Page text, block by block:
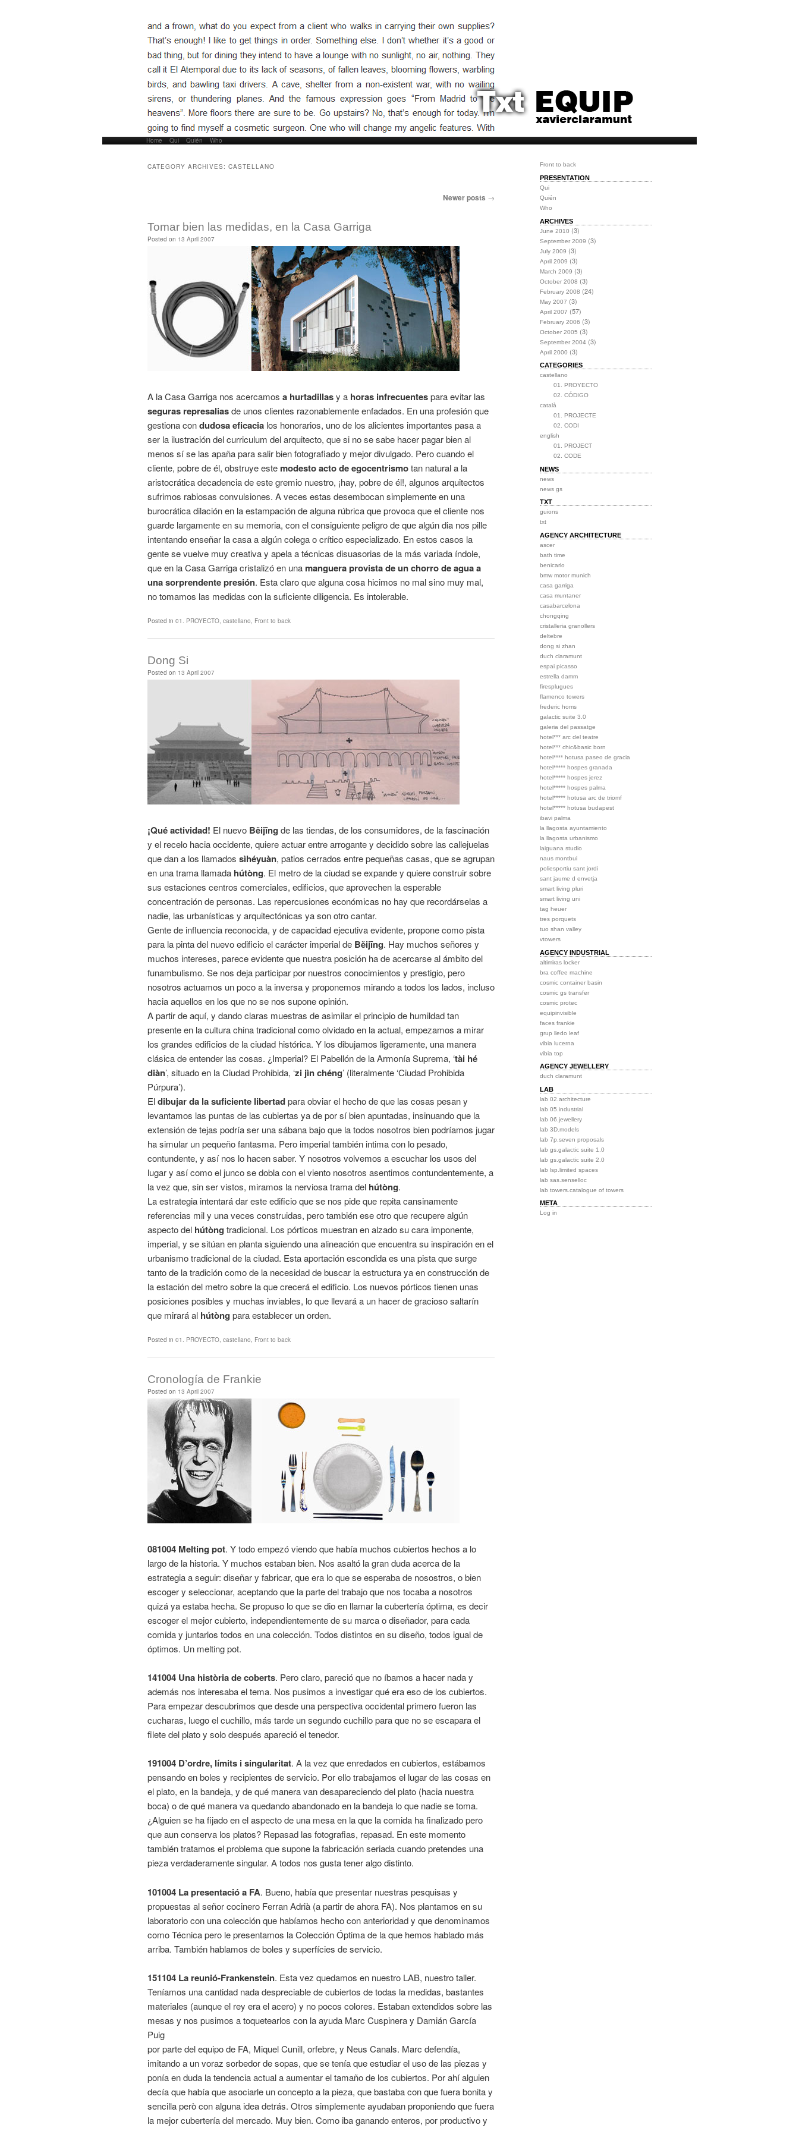
Main menu Skip to primary content
Skip to secondary content
Home Qui Quién Who
CATEGORY ARCHIVES: CASTELLANO
Newer posts →
Tomar bien las medidas, en la Casa Garriga
Posted on 13 April 2007
A la Casa Garriga nos acercamos a hurtadillasy a horas infrecuentespara evitar las
seguras represaliasde unos clientes razonablemente enfadados. En una profesión que
gestiona condudosa eficacia los honorarios, uno de los alicientes importantes pasa a
ser la ilustración del curriculum del arquitecto, que si no se sabe hacer pagar bien al
menos sí se las apaña para salir bien fotografiado y mejor divulgado. Pero cuando el
cliente, pobre de él, obstruye este modesto acto de egocentrismotan natural a la
aristocrática decadencia de este gremio nuestro, ¡hay, pobre de él!, algunos arquitectos
sufrimos rabiosas convulsiones. A veces estas desembocan simplemente en una
burocrática dilación en la estampación de alguna rúbrica que provoca que el cliente nos
guarde largamente en su memoria, con el consiguiente peligro de que algún dia nos pille
intentando enseñar la casa a algún colega o crítico especializado. En estos casos la
gente se vuelve muy creativa y apela a técnicas disuasorias de la más variada índole,
que en la Casa Garriga cristalizó en una manguera provista de un chorro de agua a
una sorprendente presión. Esta claro que alguna cosa hicimos no mal sino muy mal,
no tomamos las medidas con la suficiente diligencia. Es intolerable.
Posted in 01. PROYECTO, castellano, Front to back
Dong Si
Posted on 13 April 2007
¡Qué actividad! El nuevo Běijīng de las tiendas, de los consumidores, de la fascinación
y el recelo hacia occidente, quiere actuar entre arrogante y decidido sobre las callejuelas
que dan a los llamados sìhéyuàn, patios cerrados entre pequeñas casas, que se agrupan
en una trama llamada hútòng. El metro de la ciudad se expande y quiere construir sobre
sus estaciones centros comerciales, edificios, que aprovechen la esperable
concentración de personas. Las repercusiones económicas no hay que recordárselas a
nadie, las urbanísticas y arquitectónicas ya son otro cantar.
Gente de influencia reconocida, y de capacidad ejecutiva evidente, propone como pista
para la pinta del nuevo edificio el carácter imperial de Běijīng. Hay muchos señores y
muchos intereses, parece evidente que nuestra posición ha de acercarse al ámbito del
funambulismo. Se nos deja participar por nuestros conocimientos y prestigio, pero
nosotros actuamos un poco a la inversa y proponemos mirando a todos los lados, incluso
hacia aquellos en los que no se nos supone opinión.
A partir de aquí, y dando claras muestras de asimilar el principio de humildad tan
presente en la cultura china tradicional como olvidado en la actual, empezamos a mirar
los grandes edificios de la ciudad histórica. Y los dibujamos ligeramente, una manera
clásica de entender las cosas. ¿Imperial? El Pabellón de la Armonía Suprema, ‘tài hé
diàn’, situado en la Ciudad Prohibida, ‘zi jìn chéng’ (literalmente ‘Ciudad Prohibida
Púrpura’).
Eldibujar da la suficiente libertadpara obviar el hecho de que las cosas pesan y
levantamos las puntas de las cubiertas ya de por sí bien apuntadas, insinuando que la
extensión de tejas podría ser una sábana bajo que la todos nosotros bien podríamos jugar
ha simular un pequeño fantasma. Pero imperial también intima con lo pesado,
contundente, y así nos lo hacen saber. Y nosotros volvemos a escuchar los usos del
lugar y así como el junco se dobla con el viento nosotros asentimos contundentemente, a
la vez que, sin ser vistos, miramos la nerviosa trama del hútòng.
La estrategia intentará dar este edificio que se nos pide que repita cansinamente
referencias mil y una veces construidas, pero también ese otro que recupere algún
aspecto del hútòng tradicional. Los pórticos muestran en alzado su cara imponente,
imperial, y se sitúan en planta siguiendo una alineación que encuentra su inspiración en el
urbanismo tradicional de la ciudad. Esta aportación escondida es una pista que surge
tanto de la tradición como de la necesidad de buscar la estructura ya en construcción de
la estación del metro sobre la que crecerá el edificio. Los nuevos pórticos tienen unas
posiciones posibles y muchas inviables, lo que llevará a un hacer de gracioso saltarín
que mirará al hútòng para establecer un orden.
Posted in 01. PROYECTO, castellano, Front to back
Cronología de Frankie
Posted on 13 April 2007
081004 Melting pot. Y todo empezó viendo que había muchos cubiertos hechos a lo
largo de la historia. Y muchos estaban bien. Nos asaltó la gran duda acerca de la
estrategia a seguir: diseñar y fabricar, que era lo que se esperaba de nosostros, o bien
escoger y seleccionar, aceptando que la parte del trabajo que nos tocaba a nosotros
quizá ya estaba hecha. Se propuso lo que se dio en llamar la cubertería óptima, es decir
escoger el mejor cubierto, independientemente de su marca o diseñador, para cada
comida y juntarlos todos en una colección. Todos distintos en su diseño, todos igual de
óptimos. Un melting pot.
141004 Una història de coberts. Pero claro, pareció que no íbamos a hacer nada y
además nos interesaba el tema. Nos pusimos a investigar qué era eso de los cubiertos.
Para empezar descubrimos que desde una perspectiva occidental primero fueron las
cucharas, luego el cuchillo, más tarde un segundo cuchillo para que no se escapara el
filete del plato y solo después apareció el tenedor.
191004 D’ordre, límits i singularitat. A la vez que enredados en cubiertos, estábamos
pensando en boles y recipientes de servicio. Por ello trabajamos el lugar de las cosas en
el plato, en la bandeja, y de qué manera van desapareciendo del plato (hacia nuestra
boca) o de qué manera va quedando abandonado en la bandeja lo que nadie se toma.
¿Alguien se ha fijado en el aspecto de una mesa en la que la comida ha finalizado pero
que aun conserva los platos? Repasad las fotografias, repasad. En este momento
también tratamos el problema que supone la fabricación seriada cuando pretendes una
pieza verdaderamente singular. A todos nos gusta tener algo distinto.
101004 La presentació a FA. Bueno, había que presentar nuestras pesquisas y
propuestas al señor cocinero Ferran Adrià (a partir de ahora FA). Nos plantamos en su
laboratorio con una colección que habíamos hecho con anterioridad y que denominamos
como Técnica pero le presentamos la Colección Óptima de la que hemos hablado más
arriba. También hablamos de boles y superfícies de servicio.
151104 La reunió-Frankenstein. Esta vez quedamos en nuestro LAB, nuestro taller.
Teníamos una cantidad nada despreciable de cubiertos de todas la medidas, bastantes
materiales (aunque el rey era el acero) y no pocos colores. Estaban extendidos sobre las
mesas y nos pusimos a toquetearlos con la ayuda Marc Cuspinera y Damián García
Puig
por parte del equipo de FA, Miquel Cunill, orfebre, y Neus Canals. Marc defendía,
imitando a un voraz sorbedor de sopas, que se tenía que estudiar el uso de las piezas y
ponía en duda la tendencia actual a aumentar el tamaño de los cubiertos. Por ahí alguien
decía que había que asociarle un concepto a la pieza, que bastaba con que fuera bonita y
sencilla però con alguna idea detrás. Otros simplemente ayudaban proponiendo que fuera
la mejor cubertería del mercado. Muy bien. Como iba ganando enteros, por productivo y
Front to back
PRESENTATION
Qui
Quién
Who
ARCHIVES
June 2010 (3)
September 2009 (3)
July 2009 (3)
April 2009 (3)
March 2009 (3)
October 2008 (3)
February 2008 (24)
May 2007 (3)
April 2007 (57)
February 2006 (3)
October 2005 (3)
September 2004 (3)
April 2000 (3)
CATEGORIES
castellano
01. PROYECTO
02. CÓDIGO
català
01. PROJECTE
02. CODI
english
01. PROJECT
02. CODE
NEWS
news
news gs
TXT
guions
txt
AGENCY ARCHITECTURE
ascer
bath time
benicarlo
bmw motor munich
casa garriga
casa muntaner
casabarcelona
chongqing
cristalleria granollers
deltebre
dong si zhan
duch claramunt
espai picasso
estrella damm
firesplugues
flamenco towers
frederic homs
galactic suite 3.0
galeria del passatge
hotel*** arc del teatre
hotel*** chic&basic born
hotel**** hotusa paseo de gracia
hotel***** hospes granada
hotel***** hospes jerez
hotel***** hospes palma
hotel***** hotusa arc de triomf
hotel***** hotusa budapest
ibavi palma
la llagosta ayuntamiento
la llagosta urbanismo
laiguana studio
naus montbui
poliesportiu sant jordi
sant jaume d envetja
smart living pluri
smart living uni
tag heuer
tres porquets
tuo shan valley
vtowers
AGENCY INDUSTRIAL
altimiras locker
bra coffee machine
cosmic container basin
cosmic gs transfer
cosmic protec
equipinvisible
faces frankie
grup lledo leaf
vibia lucerna
vibia top
AGENCY JEWELLERY
duch claramunt
LAB
lab 02.architecture
lab 05.industrial
lab 06.jewellery
lab 3D.models
lab 7p.seven proposals
lab gs.galactic suite 1.0
lab gs.galactic suite 2.0
lab lsp.limited spaces
lab sas.senselloc
lab towers.catalogue of towers
META
Log in